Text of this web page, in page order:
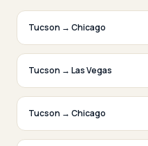
Tucson → Chicago
Tucson → Las Vegas
Tucson → Chicago